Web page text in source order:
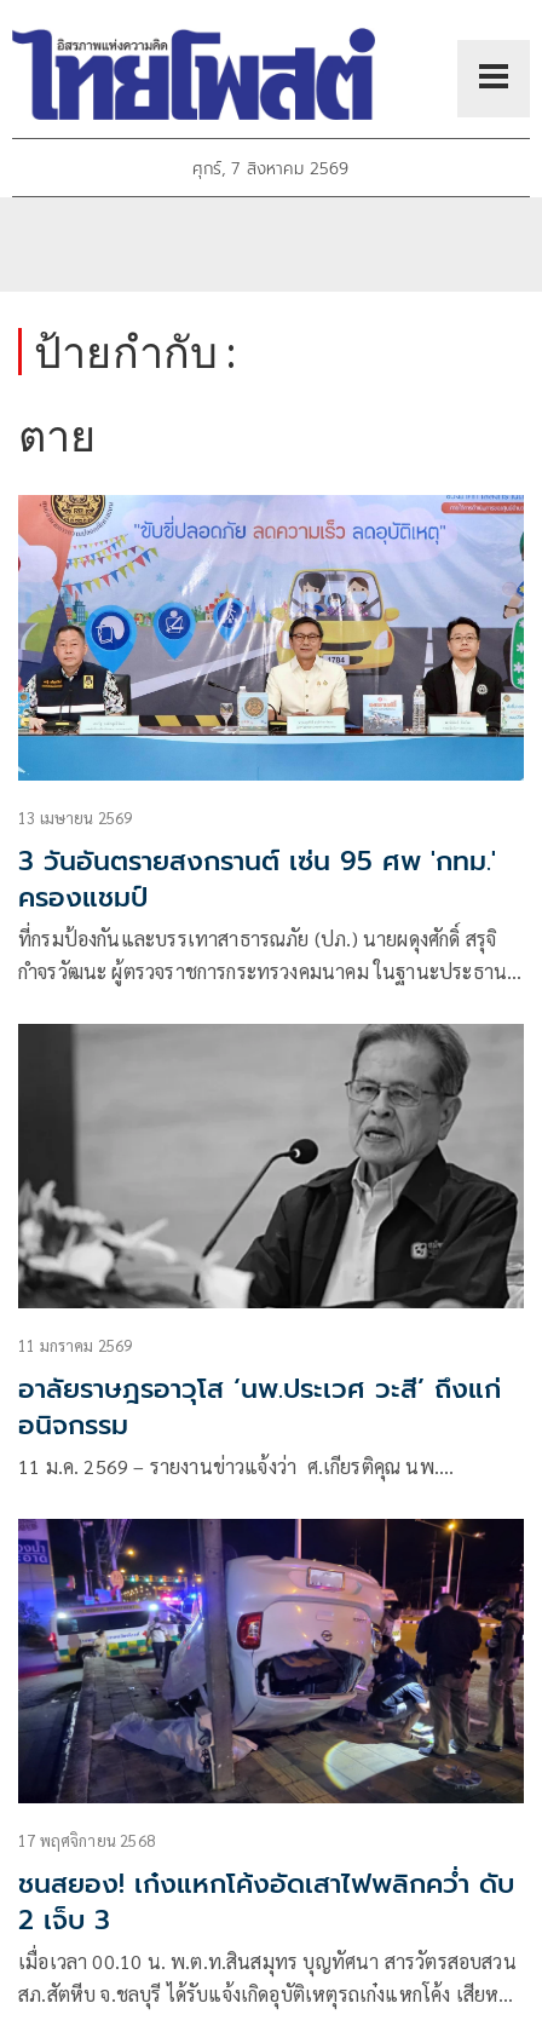
ศุกร์, 7 สิงหาคม 2569
ป้ายกำกับ :
ตาย
13 เมษายน 2569
3 วันอันตรายสงกรานต์ เซ่น 95 ศพ 'กทม.'
ครองแชมป์
ที่กรมป้องกันและบรรเทาสาธารณภัย (ปภ.) นายผดุงศักดิ์ สรุจิ
กำจรวัฒนะ ผู้ตรวจราชการกระทรวงคมนาคม ในฐานะประธาน
ลดอุบัติเหตุทางถนน (ศปถ.) ช่วงเทศกาลสงกรานต์
11 มกราคม 2569
อาลัยราษฎรอาวุโส ‘นพ.ประเวศ วะสี’ ถึงแก่
อนิจกรรม
11 ม.ค. 2569 – รายงานข่าวแจ้งว่า ศ.เกียรติคุณ นพ.…
17 พฤศจิกายน 2568
ชนสยอง! เก๋งแหกโค้งอัดเสาไฟพลิกคว่ำ ดับ
2 เจ็บ 3
เมื่อเวลา 00.10 น. พ.ต.ท.สินสมุทร บุญทัศนา สารวัตรสอบสวน
สภ.สัตหีบ จ.ชลบุรี ได้รับแจ้งเกิดอุบัติเหตุรถเก๋งแหกโค้ง เสียหลัก